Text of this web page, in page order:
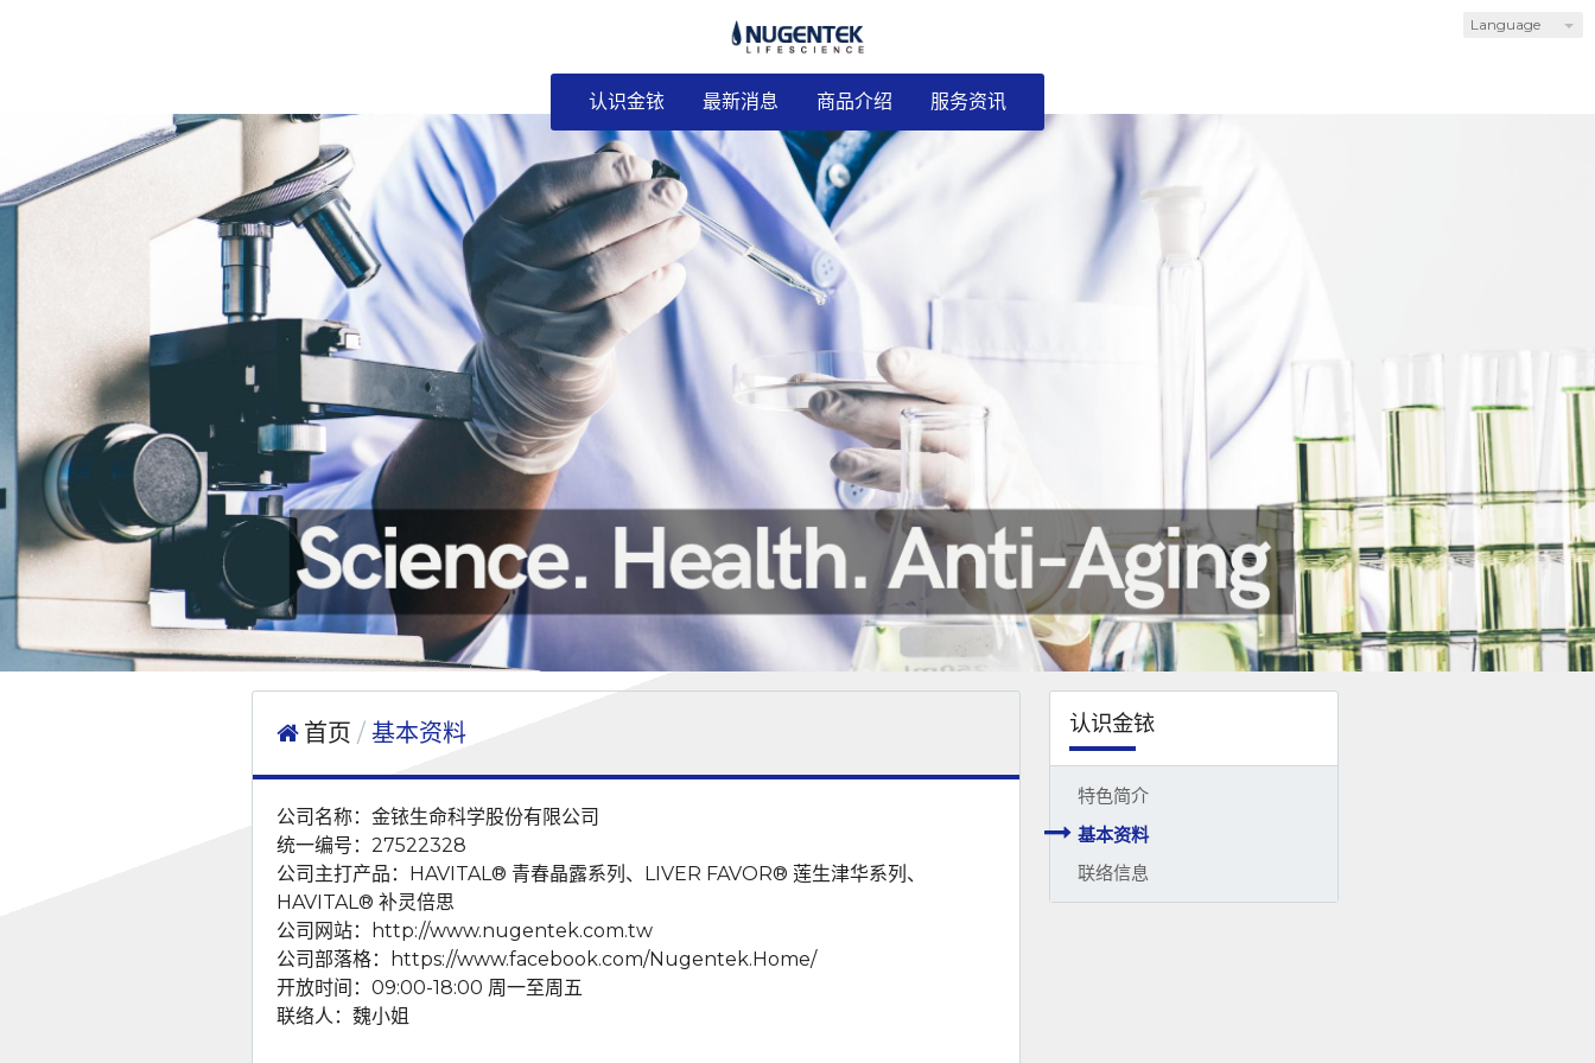
Language
认识金铱 最新消息 商品介绍 服务资讯
认识金铱
特色简介
基本资料
联络信息
首页 基本资料
公司名称：金铱生命科学股份有限公司
统一编号：27522328
公司主打产品：HAVITAL® 青春晶露系列、LIVER FAVOR® 莲生津华系列、
HAVITAL® 补灵倍思
公司网站：
http://www.nugentek.com.tw
公司部落格：
https://www.facebook.com/Nugentek.Home/
开放时间：09:00-18:00 周一至周五
联络人：魏小姐